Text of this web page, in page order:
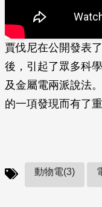
賈伐尼在公開發表
後，引起了眾多科
及金屬電兩派說法
的一項發現而有了
動物電(3)